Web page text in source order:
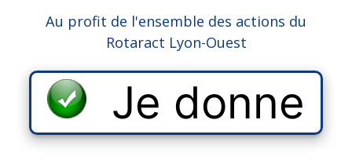
Au profit de l'ensemble des actions du
Rotaract Lyon-Ouest
Je donne